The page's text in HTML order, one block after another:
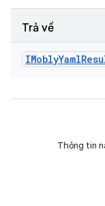
Trả về
IMoblyYaml
Thông tin